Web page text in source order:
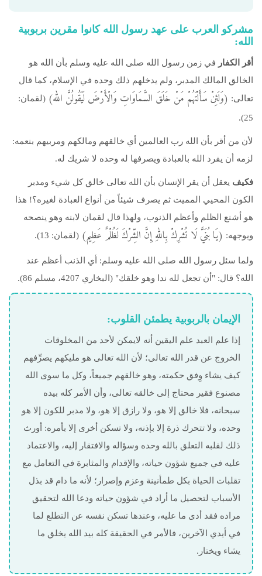
مشركو العرب على عهد رسول الله كانوا مقرين بربوبية
الله:
أقر الكفار في زمن رسول الله صلى الله عليه وسلم بأن الله هو
الخالق المالك المدبر، ولم يدخلهم ذلك وحده في الإسلام، كما قال
تعالى: (وَلَئِنْ سَأَلْتَهُمْ مَنْ خَلَقَ السَّمَاوَاتِ وَالْأَرْضَ لَيَقُولُنَّ الله) (لقمان:
25).
لأن من أقر بأن الله رب العالمين أي خالقهم ومالكهم ومربيهم بنعمه:
لزمه أن يفرد الله بالعبادة ويصرفها له وحده لا شريك له.
فكيف يعقل أن يقر الإنسان بأن الله تعالى خالق كل شيء ومدبر
الكون المحيي المميت ثم يصرف شيئاً من أنواع العبادة لغيره؟! هذا
هو أشنع الظلم وأعظم الذنوب، ولهذا قال لقمان لابنه وهو ينصحه
ويوجهه: (يَا بُنَيَّ لَا تُشْرِكْ بِاللهِ إِنَّ الشِّرْكَ لَظُلْمٌ عَظِيم) (لقمان: 13).
ولما سئل رسول الله صلى الله عليه وسلم: أي الذنب أعظم عند
الله؟ قال: "أن تجعل لله ندا وهو خلقك" (البخاري 4207، مسلم 86).
الإيمان‭ ‬بالربوبية‭ ‬يطمئن‭ ‬القلوب‭:‬
إذا علم العبد علم اليقين أنه لايمكن لأحد من المخلوقات
الخروج عن قدر الله تعالى؛ لأن الله تعالى هو مليكهم يصرِّفهم
كيف يشاء وِفق حكمته، وهو خالقهم جميعاً، وكل ما سوى الله
مصنوع فقير محتاج إلى خالقه تعالى، وأن الأمر كله بيده
سبحانه، فلا خالق إلا هو، ولا رازق إلا هو، ولا مدبر للكون إلا هو
وحده، ولا تتحرك ذرة إلا بإذنه، ولا تسكن أخرى إلا بأمره: أورث
ذلك لقلبه التعلق بالله وحده وسؤاله والافتقار إليه، والاعتماد
عليه في جميع شؤون حياته، والإقدام والمثابرة في التعامل مع
تقلبات الحياة بكل طمأنينة وعزم وإصرار؛ لأنه ما دام قد بذل
الأسباب لتحصيل ما أراد في شؤون حياته ودعا الله لتحقيق
مراده فقد أدى ما عليه، وعندها تسكن نفسه عن التطلع لما
في أيدي الآخرين، فالأمر في الحقيقة كله بيد الله يخلق ما
يشاء ويختار.